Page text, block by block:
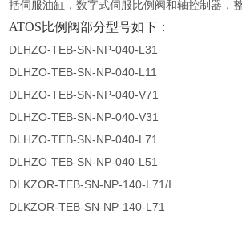
括伺服油缸，数字式伺服比例阀和轴控制器，
ATOS比例阀部分型号如下：
DLHZO-TEB-SN-NP-040-L31
DLHZO-TEB-SN-NP-040-L11
DLHZO-TEB-SN-NP-040-V71
DLHZO-TEB-SN-NP-040-V31
DLHZO-TEB-SN-NP-040-L71
DLHZO-TEB-SN-NP-040-L51
DLKZOR-TEB-SN-NP-140-L71/I
DLKZOR-TEB-SN-NP-140-L71